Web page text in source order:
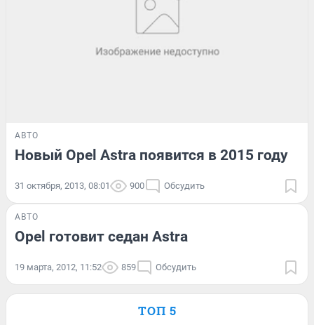
АВТО
Новый Opel Astra появится в 2015 году
31 октября, 2013, 08:01 900 Обсудить
АВТО
Opel готовит седан Astra
19 марта, 2012, 11:52 859 Обсудить
ТОП 5